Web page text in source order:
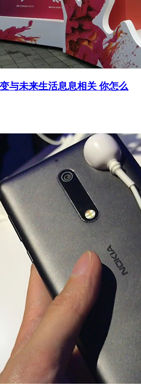
与未来生活息息相关 你怎么